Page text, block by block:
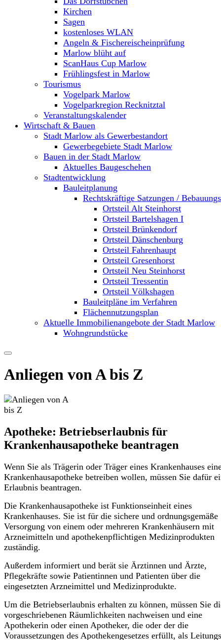
Kirchen
Sagen
kostenloses WLAN
Angeln & Fischereischeinprüfung
Marlow blüht auf
ScanHaus Cup Marlow
Frühlingsfest in Marlow
Tourismus
Vogelpark Marlow
Vogelparkregion Recknitztal
Veranstaltungskalender
Wirtschaft & Bauen
Stadt Marlow als Gewerbestandort
Gewerbegebiete Stadt Marlow
Bauen in der Stadt Marlow
Aktuelles Baugeschehen
Stadtentwicklung
Bauleitplanung
Rechtskräftige Satzungen /
Ortsteil Alt Steinhorst
Ortsteil Bartelshagen I
Ortsteil Brünkendorf
Ortsteil Dänschenburg
Ortsteil Fahrenhaupt
Ortsteil Gresenhorst
Ortsteil Neu Steinhorst
Ortsteil Tressentin
Ortsteil Völkshagen
Bauleitpläne im Verfahren
Flächennutzungsplan
Aktuelle Immobilienangebote der Stadt Marlow
Wohngrundstücke
Anliegen von A bis Z
Apotheke: Betriebserlaubnis für
Krankenhausapotheke beantragen
Wenn Sie als Trägerin oder Träger eines Krankenhauses
Krankenhausapotheke betreiben wollen, müssen Sie dafür
Erlaubnis beantragen.
Die Krankenhausapotheke ist Funktionseinheit eines
Krankenhauses. Sie ist für die sichere und ordnungsgemäße
Versorgung von einem oder mehreren Krankenhäusern mit
Arzneimitteln und apothekenpflichtigen Medizinprodukten
zuständig.
Außerdem informiert und berät sie Ärztinnen und Ärzte,
Pflegekräfte sowie Patientinnen und Patienten über die
eingesetzten Arzneimittel und Medizinprodukte.
Um die Betriebserlaubnis erhalten zu können, müssen Sie
vorgeschriebenen Räumlichkeiten nachweisen und eine
Apothekerin oder einen Apotheker, die oder der die
Voraussetzungen des Apothekengesetzes erfüllt, als